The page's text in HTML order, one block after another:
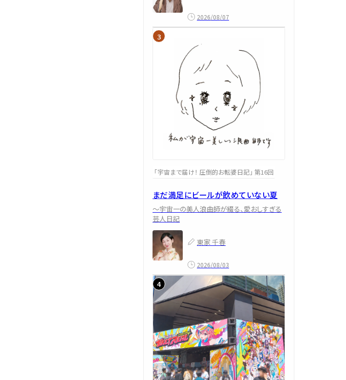
2026/08/07
「宇宙まで届け！ 圧倒的お転婆日記」 第16回
まだ満足にビールが飲めていない夏
～宇宙一の美人浪曲師が綴る、愛おしすぎる
芸人日記
東家 千春
2026/08/03